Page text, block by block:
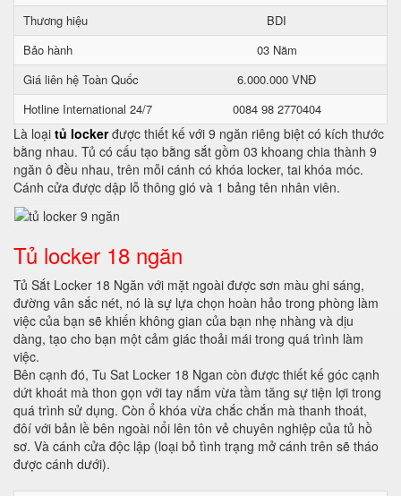
Thương hiệu
BDI
Bảo hành
03 Năm
Giá liên hệ Toàn Quốc
6.000.000 VNĐ
Hotline International 24/7
0084 98 2770404
Là loại tủ lockerđược thiết kế với 9 ngăn riêng biệt có kích thước
bằng nhau. Tủ có cấu tạo bằng sắt gồm 03 khoang chia thành 9
ngăn ô đều nhau, trên mỗi cánh có khóa locker, tai khóa móc.
Cánh cửa được dập lỗ thông gió và 1 bảng tên nhân viên.
Tủ locker 18 ngăn
Tủ Sắt Locker 18 Ngăn với mặt ngoài được sơn màu ghi sáng,
đường vân sắc nét, nó là sự lựa chọn hoàn hảo trong phòng làm
việc của bạn sẽ khiến không gian của bạn nhẹ nhàng và dịu
dàng, tạo cho bạn một cảm giác thoải mái trong quá trình làm
việc.
Bên cạnh đó, Tu Sat Locker 18 Ngan còn được thiết kế góc cạnh
dứt khoát mà thon gọn với tay nắm vừa tầm tăng sự tiện lợi trong
quá trình sử dụng. Còn ổ khóa vừa chắc chắn mà thanh thoát,
đôí với bản lề bên ngoài nổi lên tôn vẻ chuyên nghiệp của tủ hồ
sơ. Và cánh cửa độc lập (loại bỏ tình trạng mở cánh trên sẽ tháo
được cánh dưới).